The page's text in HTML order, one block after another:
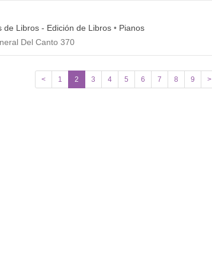
de Libros - Edición de Libros • Pianos
Del Canto 370
< 1 2 3 4 5 6 7 8 9 >